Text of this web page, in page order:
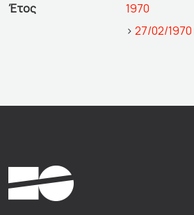
Έτος
1970
> 27/02/1970